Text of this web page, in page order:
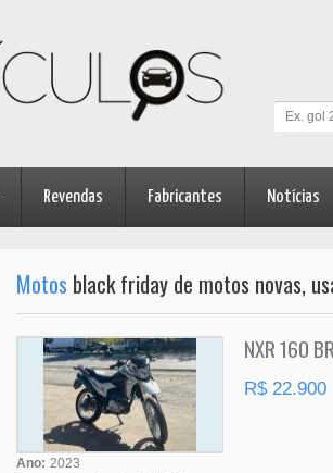
Revendas Fabricantes Notícias
Motos black friday de motos novas,
NXR 160
R$ 22.900
Ano: 2023